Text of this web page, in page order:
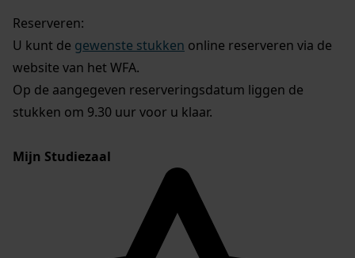
Reserveren:
U kunt de gewenste stukken online reserveren via de
website van het WFA.
Op de aangegeven reserveringsdatum liggen de
stukken om 9.30 uur voor u klaar.
Mijn Studiezaal